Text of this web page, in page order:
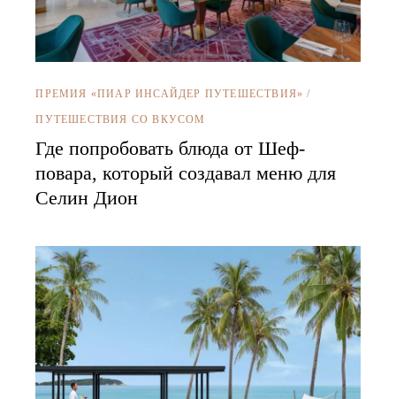
ПРЕМИЯ «ПИАР ИНСАЙДЕР ПУТЕШЕСТВИЯ» /
ПУТЕШЕСТВИЯ СО ВКУСОМ
Где попробовать блюда от Шеф-
повара, который создавал меню для
Селин Дион